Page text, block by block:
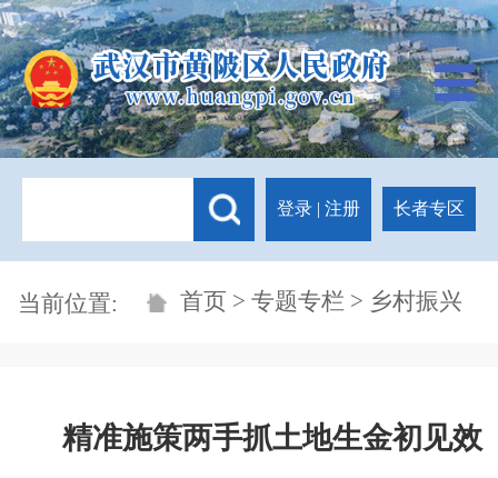
登录 | 注册 长者专区
当前位置: 首页 > 专题专栏 > 乡村振兴
精准施策两手抓土地生金初见效